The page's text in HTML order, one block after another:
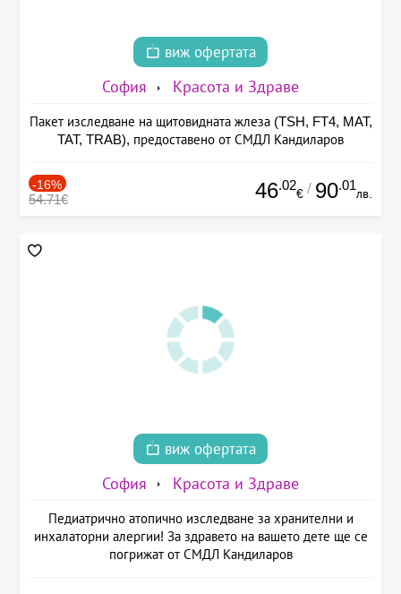
виж офертата
София Красота и Здраве
Пакет изследване на щитовидната жлеза (TSH, FT4, MAT,
TAT, TRAB), предоставено от СМДЛ Кандиларов
-16%
54.71€ 46.02
€ / 90.01
лв.
виж офертата
София Красота и Здраве
Педиатрично атопично изследване за хранителни и
инхалаторни алергии! За здравето на вашето дете ще се
погрижат от СМДЛ Кандиларов